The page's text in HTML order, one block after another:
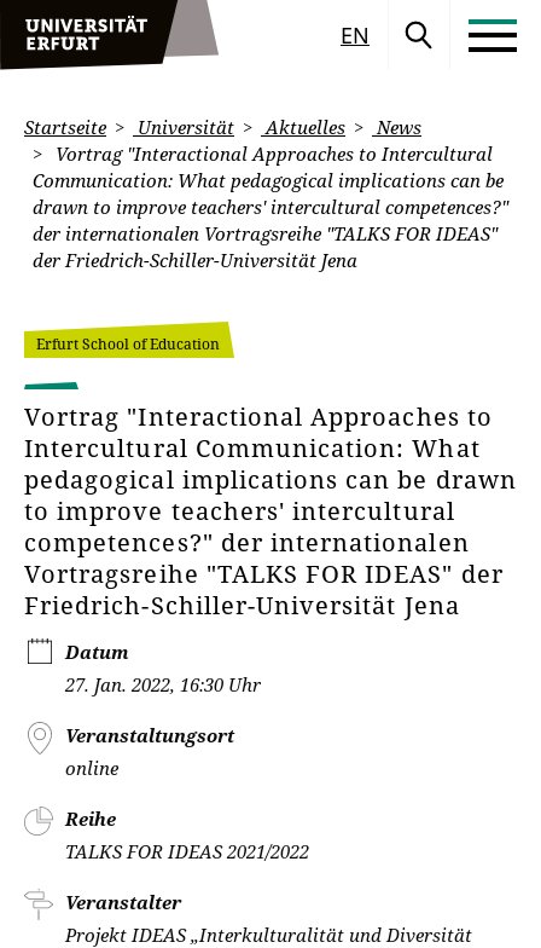
EN
Startseite Universität Aktuelles
News
Vortrag "Interactional Approaches to Intercultural
Communication: What pedagogical implications can be
drawn to improve teachers' intercultural competences?"
der internationalen Vortragsreihe "TALKS FOR IDEAS"
der Friedrich-Schiller-Universität Jena
Erfurt School of Education
Vortrag "Interactional Approaches to
Intercultural Communication: What
pedagogical implications can be drawn
to improve teachers' intercultural
competences?" der internationalen
Vortragsreihe "TALKS FOR IDEAS" der
Friedrich-Schiller-Universität Jena
Datum
27. Jan. 2022, 16:30 Uhr
Veranstaltungsort
online
Reihe
TALKS FOR IDEAS 2021/2022
Veranstalter
Projekt IDEAS „Interkulturalität und Diversität